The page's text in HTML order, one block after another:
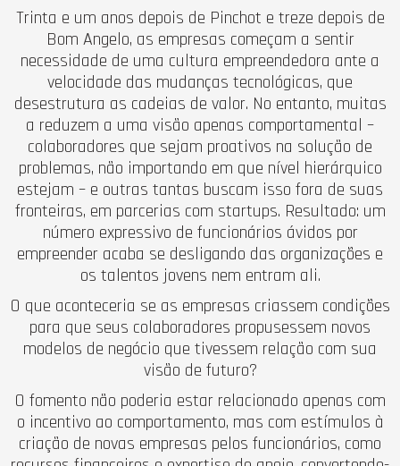
Trinta e um anos depois de Pinchot e treze depois de
Bom Angelo, as empresas começam a sentir
necessidade de uma cultura empreendedora ante a
velocidade das mudanças tecnológicas, que
desestrutura as cadeias de valor. No entanto, muitas
a reduzem a uma visão apenas comportamental –
colaboradores que sejam proativos na solução de
problemas, não importando em que nível hierárquico
estejam – e outras tantas buscam isso fora de suas
fronteiras, em parcerias com startups. Resultado: um
número expressivo de funcionários ávidos por
empreender acaba se desligando das organizações e
os talentos jovens nem entram ali.
O que aconteceria se as empresas criassem condições
para que seus colaboradores propusessem novos
modelos de negócio que tivessem relação com sua
visão de futuro?
O fomento não poderia estar relacionado apenas com
o incentivo ao comportamento, mas com estímulos à
criação de novas empresas pelos funcionários, como